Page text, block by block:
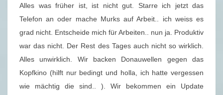
Alles was früher ist, ist nicht gut. Starre ich jetzt das
Telefon an oder mache Murks auf Arbeit.. ich weiss es
grad nicht. Entscheide mich für Arbeiten.. nun ja. Produktiv
war das nicht. Der Rest des Tages auch nicht so wirklich.
Alles unwirklich. Wir backen Donauwellen gegen das
Kopfkino (hilft nur bedingt und holla, ich hatte vergessen
wie mächtig die sind.. ). Wir bekommen ein Update